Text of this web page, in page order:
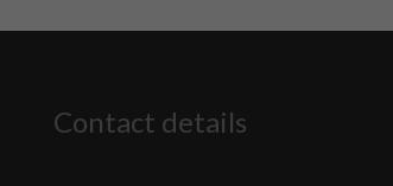
Contact details